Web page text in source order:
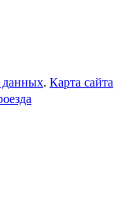
данных. Карта сайта